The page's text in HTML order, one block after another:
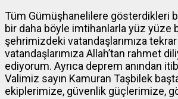
Tüm Gümüşhanelilere gösterdikleri
bir daha böyle imtihanlarla yüz yüze
şehrimizdeki vatandaşlarımıza
vatandaşlarımıza Allah’tan rahmet
ediyorum. Ayrıca deprem anından
Valimiz sayın Kamuran Taşbilek
ekiplerimize, güvenlik güçlerimize,